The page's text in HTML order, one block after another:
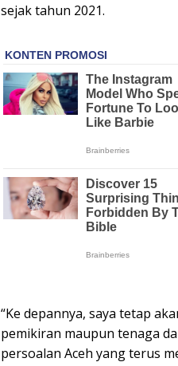
sejak tahun 2021.
“Ke depannya, saya tetap
pemikiran maupun tenaga
persoalan Aceh yang terus